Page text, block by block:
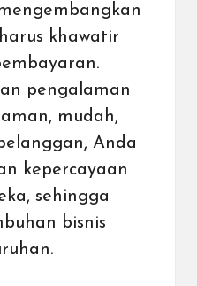
khawatir
pengalaman
mudah,
Anda
kepercayaan
sehingga
bisnis